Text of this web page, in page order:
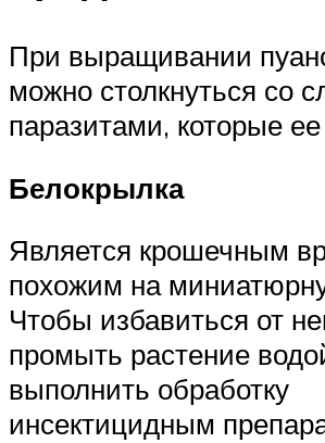
При выращивании
можно столкнуться со
паразитами, которые
Белокрылка
Является крошечным
похожим на
Чтобы избавиться от
промыть растение
выполнить обработку
инсектицидным